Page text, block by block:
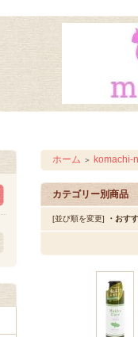
ホーム ＞ komachi-
カテゴリー別商品
[並び順を変更] ・おす